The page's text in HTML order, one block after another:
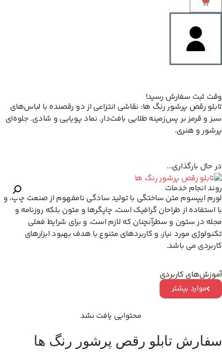
وقت ثبت سفارش رسید!
تابلو رقص پرشور رنگ ها: نقاشی انتزاعی از دو رقصنده با لباس‌های
سبز و قرمز بر پس‌زمینه طلایی بافت‌دار. نماد پویایی و شادی. جلوه‌ای
پرشور و هنری.
در حال بارگذاری...
روند انجام خدمات
لورم ایپسوم متن ساختگی با تولید سادگی نامفهوم از صنعت چاپ، و
با استفاده از طراحان گرافیک است، چاپگرها و متون بلکه روزنامه و
مجله در ستون و سطرآنچنان که لازم است، و برای شرایط فعلی
تکنولوژی مورد نیاز، و کاربردهای متنوع با هدف بهبود ابزارهای
کاربردی می باشد.
آموزش‌های کاربردی
موارد بیشتر
محتوایی یافت نشد
سفارش تابلو رقص پرشور رنگ ها